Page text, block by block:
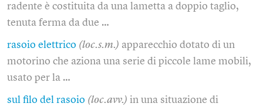
radente è costituita da una lametta a doppio taglio,
tenuta ferma da due …
rasoio elettrico (loc.s.m.) apparecchio dotato di un
motorino che aziona una serie di piccole lame mobili,
usato per la …
sul filo del rasoio (loc.avv.) in una situazione di